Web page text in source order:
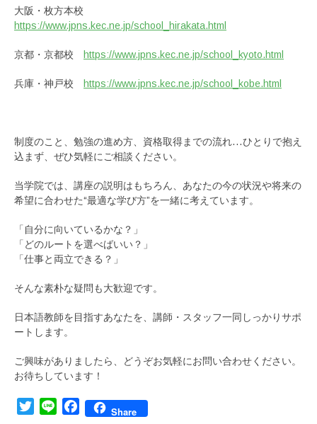
大阪・枚方本校
https://www.jpns.kec.ne.jp/school_hirakata.html
京都・京都校 https://www.jpns.kec.ne.jp/school_kyoto.html
兵庫・神戸校 https://www.jpns.kec.ne.jp/school_kobe.html
制度のこと、勉強の進め方、資格取得までの流れ…ひとりで抱え
込まず、ぜひ気軽にご相談ください。
当学院では、講座の説明はもちろん、あなたの今の状況や将来の
希望に合わせた“最適な学び方”を一緒に考えています。
「自分に向いているかな？」
「どのルートを選べばいい？」
「仕事と両立できる？」
そんな素朴な疑問も大歓迎です。
日本語教師を目指すあなたを、講師・スタッフ一同しっかりサポ
ートします。
ご興味がありましたら、どうぞお気軽にお問い合わせください。
お待ちしています！
TwitterLine FacebookShare